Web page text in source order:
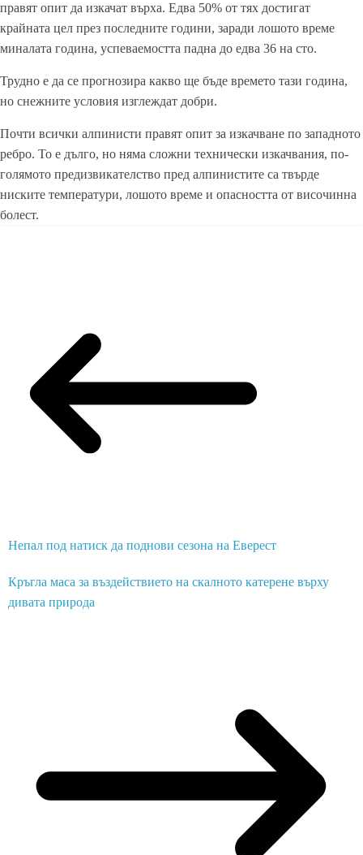
правят опит да изкачат върха. Едва 50% от тях достигат
крайната цел през последните години, заради лошото време
миналата година, успеваемостта падна до едва 36 на сто.
Трудно е да се прогнозира какво ще бъде времето тази година,
но снежните условия изглеждат добри.
Почти всички алпинисти правят опит за изкачване по западното
ребро. То е дълго, но няма сложни технически изкачвания, по-
голямото предизвикателство пред алпинистите са твърде
ниските температури, лошото време и опасността от височинна
болест.
Непал под натиск да поднови сезона на Еверест
Кръгла маса за въздействието на скалното катерене върху
дивата природа